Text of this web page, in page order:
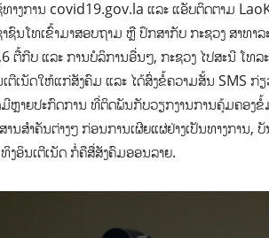
ທາງການ covid19.gov.la ແລະ ແອັບຕິດຕາມ
ຊົນໂທເຂົ້າມາສອບຖາມ ຫຼື ປຶກສາກັບ ກະຊວງ ສາທາ
ຕື້ກີບ ແລະ ການບໍລິການອື່ນໆ, ກະຊວງ ໄປສະນີ ໂທ
ຕີເນັດໃຫ້ແກ່ສັງຄົມ ແລະ ໄດ້ສົ່ງຂໍ້ຄວາມສັ້ນ SMS ກ່
າຍປະກົດການ ທີ່ຕິດພັນກັບວຽກງານການຄຸ້ມຄອງຂໍ້
ນສຳຄັນຕ່າງໆ ກ່ອນການເຜີຍແຜ່ຢ່າງເປັນທາງການ
ງອິນເຕີເນັດ ກໍ່ຄືສື່ສັງຄົມອອນລາຍ.